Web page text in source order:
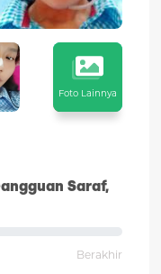
Foto Lainnya
Saraf,
Berakhir